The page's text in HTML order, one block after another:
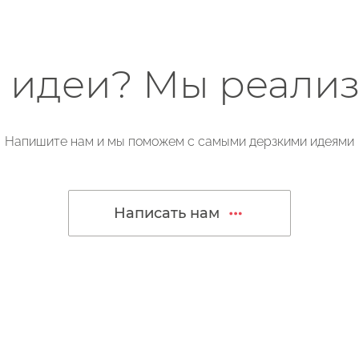
идеи? Мы
Напишите нам и мы поможем с самыми дерзкими идеями
Написать нам